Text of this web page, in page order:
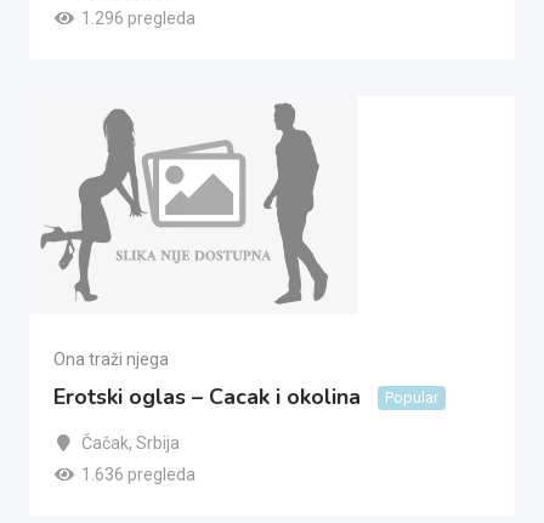
1.296 pregleda
Ona traži njega
Erotski oglas – Cacak i okolina Popular
Čačak, Srbija
1.636 pregleda